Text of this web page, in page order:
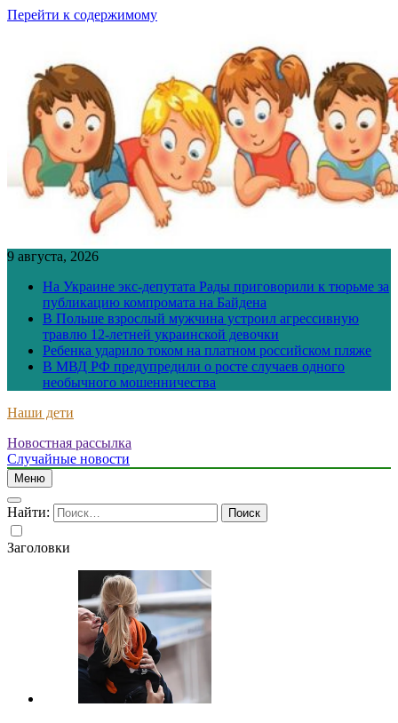
Перейти к содержимому
9 августа, 2026
На Украине экс-депутата Рады приговорили к тюрьме за
публикацию компромата на Байдена
В Польше взрослый мужчина устроил агрессивную
травлю 12-летней украинской девочки
Ребенка ударило током на платном российском пляже
В МВД РФ предупредили о росте случаев одного
необычного мошенничества
Наши дети
Новостная рассылка
Случайные новости
Меню
Найти:
Заголовки